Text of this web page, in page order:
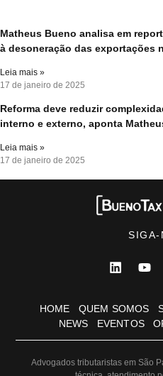
Matheus Bueno analisa em
à desoneração das exportações
Leia mais »
17 de janeiro de 2025
Reforma deve reduzir
interno e externo, aponta
Leia mais »
17 de janeiro de 2025
SIGA-
HOME QUEM SOMOS
NEWS
EVENTOS
Advogados tributaristas em São